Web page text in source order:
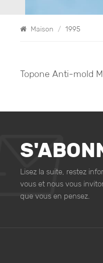
Maison / 1995
Topone Anti-mold
Lisez la suite, restez
vous et nous vous
que vous en pensez.